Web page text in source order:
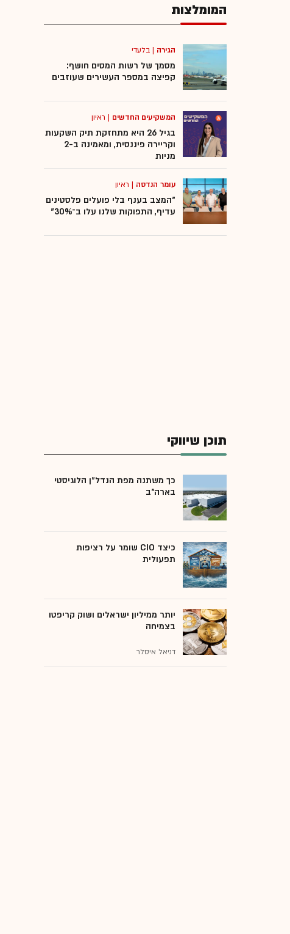
המומלצות
הגירה |בלעדי
מסמך של רשות המסים חושף:
קפיצה במספר העשירים שעוזבים
המשקיעים החדשים | ראיון
בגיל 26 היא מתחזקת תיק השקעות
וקריירה פיננסית, ומאמינה ב-2
מניות
עומר הנדסה | ראיון
"המצב בענף בלי פועלים פלסטינים
עדיף, התפוקות שלנו עלו ב־30%"
תוכן שיווקי
כך משתנה מפת הנדל"ן הלוגיסטי
בארה"ב
כיצד CIO שומר על רציפות
תפעולית
יותר ממיליון ישראלים ושוק קריפטו
בצמיחה
דניאל איסלר